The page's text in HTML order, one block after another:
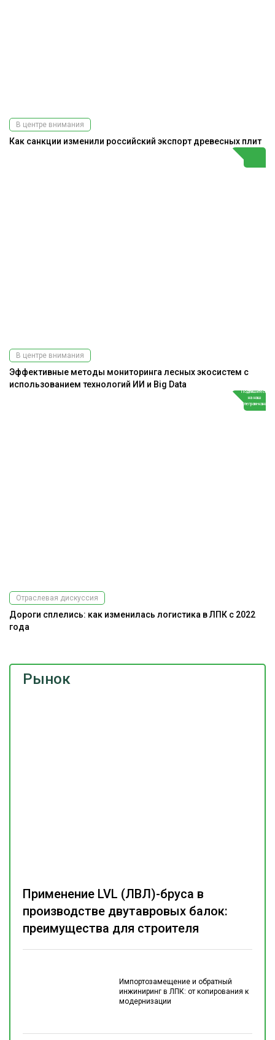
Рынок
Импортозамещение и обратный
инжиниринг в ЛПК: от копирования к
модернизации
Применение LVL (ЛВЛ)-бруса в
производстве двутавровых балок:
преимущества для строителя
В центре внимания
Как санкции изменили российский экспорт древесных плит
В центре внимания
Эффективные методы мониторинга лесных экосистем с
использованием технологий ИИ и Big Data
Отраслевая дискуссия
Дороги сплелись: как изменилась логистика в ЛПК с 2022
года
Подпишитесь
на наш
телеграм-канал